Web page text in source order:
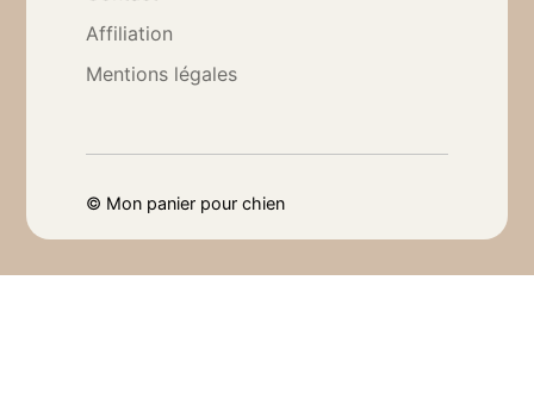
Affiliation
Mentions légales
© Mon panier pour chien